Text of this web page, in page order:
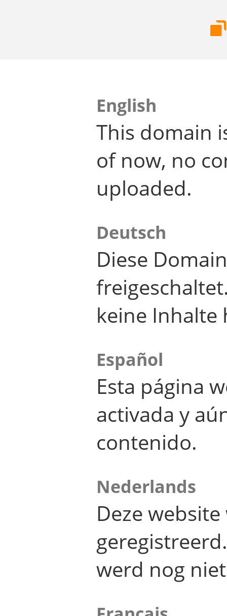
English
This domain
of now, no
uploaded.
Deutsch
Diese
keine Inhalte
Español
Esta página
activada y
contenido.
Nederlands
Deze
werd nog